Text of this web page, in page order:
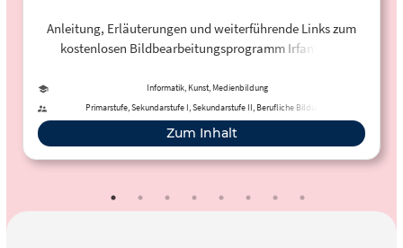
Anleitung, Erläuterungen und weiterführende Links zum
kostenlosen Bildbearbeitungsprogramm IrfanView.
Informatik, Kunst, Medienbildung
Primarstufe, Sekundarstufe I, Sekundarstufe II, Berufliche Bildung,
Erwachsenenbildung, Förderschule
Zum Inhalt